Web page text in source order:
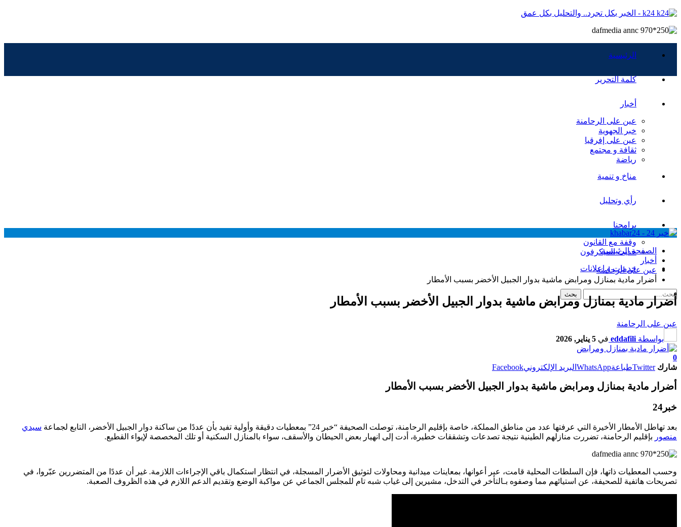
k24 - الخبر بكل تجرد.. والتحليل بكل عمق
الرئيسية
كلمة التحرير
أخبار
عين على الرحامنة
خبر الجهوية
عين على إفرقيا
ثقافة و مجتمع
رياضة
مناخ و تنمية
رأي وتحليل
برامجنا
وقفة مع القانون
حديث الميكرفون
خدمات و إعلانات
الصفحة الرئيسية
أخبار
عين على الرحامنة
أضرار مادية بمنازل ومرابض ماشية بدوار الجبيل الأخضر بسبب الأمطار
أضرار مادية بمنازل ومرابض ماشية بدوار الجبيل الأخضر بسبب الأمطار
عين على الرحامنة
بواسطة eddafili في 5 يناير, 2026
0
شارك TwitterطباعةWhatsApp البريد الإلكترونيFacebook
أضرار مادية بمنازل ومرابض ماشية بدوار الجبيل الأخضر بسبب الأمطار
خبر24
بعد تهاطل الأمطار الأخيرة التي عرفتها عدد من مناطق المملكة، خاصة بإقليم الرحامنة، توصلت الصحيفة “خبر 24” بمعطيات دقيقة وأولية تفيد بأن عددًا من ساكنة دوار الجبيل الأخضر، التابع لجماعة
سيدي
منصور بإقليم الرحامنة، تضررت منازلهم الطينية نتيجة تصدعات وتشققات خطيرة، أدت إلى انهيار بعض الحيطان والأسقف، سواء بالمنازل السكنية أو تلك المخصصة لإيواء القطيع.
وحسب المعطيات ذاتها، فإن السلطات المحلية قامت، عبر أعوانها، بمعاينات ميدانية ومحاولات لتوثيق الأضرار المسجلة، في انتظار استكمال باقي الإجراءات اللازمة. غير أن عددًا من المتضررين عبّروا، في
تصريحات هاتفية للصحيفة، عن استيائهم مما وصفوه بـالتأخر في التدخل، مشيرين إلى غياب شبه تام للمجلس الجماعي عن مواكبة الوضع وتقديم الدعم اللازم في هذه الظروف الصعبة.